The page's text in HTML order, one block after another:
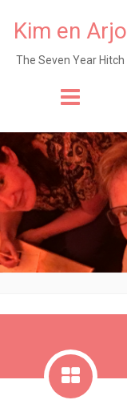
Kim en Arjo
The Seven Year Hitch